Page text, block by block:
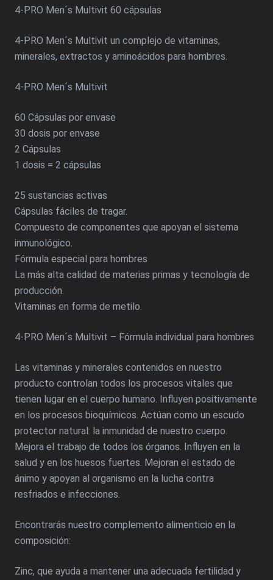
4-PRO Men´s Multivit 60 cápsulas
4-PRO Men´s Multivit un complejo de vitaminas,
minerales, extractos y aminoácidos para hombres.
4-PRO Men´s Multivit
60 Cápsulas por envase
30 dosis por envase
2 Cápsulas
1 dosis = 2 cápsulas
25 sustancias activas
Cápsulas fáciles de tragar.
Compuesto de componentes que apoyan el sistema
inmunológico.
Fórmula especial para hombres
La más alta calidad de materias primas y tecnología de
producción.
Vitaminas en forma de metilo.
4-PRO Men´s Multivit – Fórmula individual para hombres
Las vitaminas y minerales contenidos en nuestro
producto controlan todos los procesos vitales que
tienen lugar en el cuerpo humano. Influyen positivamente
en los procesos bioquímicos. Actúan como un escudo
protector natural: la inmunidad de nuestro cuerpo.
Mejora el trabajo de todos los órganos. Influyen en la
salud y en los huesos fuertes. Mejoran el estado de
ánimo y apoyan al organismo en la lucha contra
resfriados e infecciones.
Encontrarás nuestro complemento alimenticio en la
composición:
Zinc, que ayuda a mantener una adecuada fertilidad y